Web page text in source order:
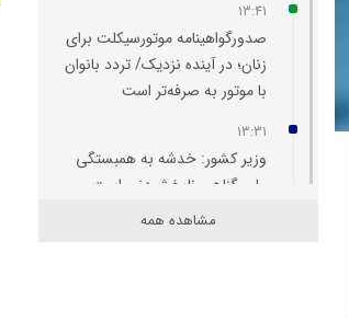
13:41
صدورگواهینامه موتورسیکلت برای
زنان؛ در آینده نزدیک/ تردد بانوان
با موتور به‌ صرفه‌تر است
13:31
وزیر کشور: خدشه به همبستگی
ملی گناهی نابخشودنی است
مشاهده همه